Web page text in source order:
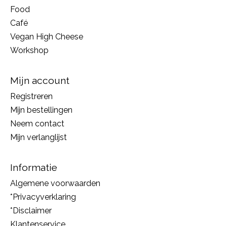
Food
Café
Vegan High Cheese
Workshop
Mijn account
Registreren
Mijn bestellingen
Neem contact
Mijn verlanglijst
Informatie
Algemene voorwaarden
*Privacyverklaring
*Disclaimer
Klantenservice